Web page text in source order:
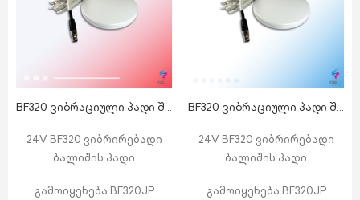
BF320 ვიბრაციული პადი შ.შ.მ. პირებისთვის
24V BF320 ვიბრირებადი
ბალიშის პადი
გამოიყენება BF320JP
BF320 ვიბრაციული პადი შ.შ.მ. პირებისთვის
24V BF320 ვიბრირებადი
ბალიშის პადი
გამოიყენება BF320JP